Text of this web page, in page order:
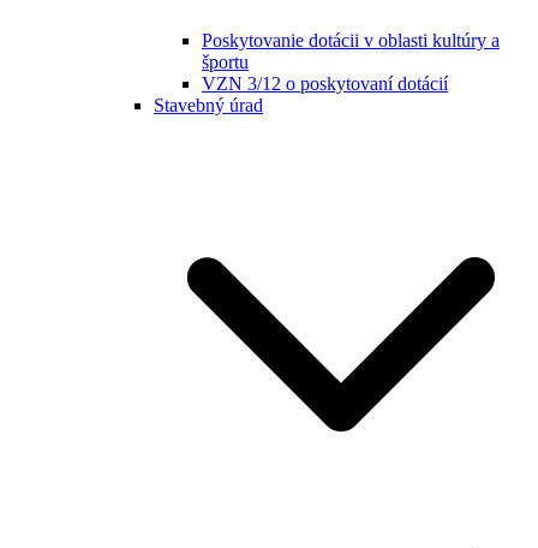
Poskytovanie dotácii v oblasti kultúry a
športu
VZN 3/12 o poskytovaní dotácií
Stavebný úrad